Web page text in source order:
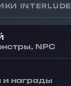
INTERLUDE
NPC
и награды